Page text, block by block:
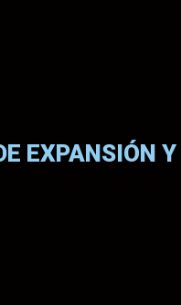
EXPANSIÓN